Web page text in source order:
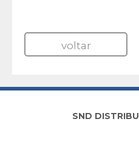
voltar
SND